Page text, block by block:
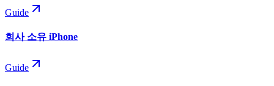
Guide
회사 소유 iPhone
Guide